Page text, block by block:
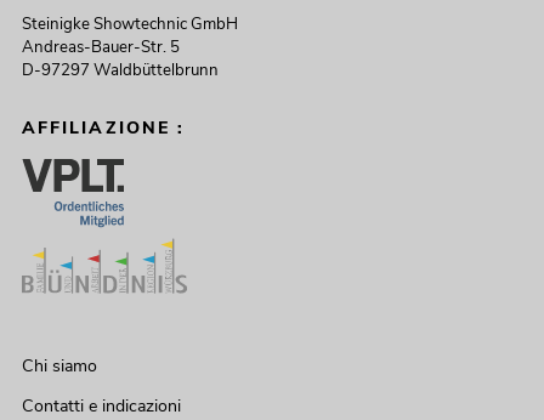
Steinigke Showtechnic GmbH
Andreas-Bauer-Str. 5
D-97297 Waldbüttelbrunn
AFFILIAZIONE :
Chi siamo
Contatti e indicazioni